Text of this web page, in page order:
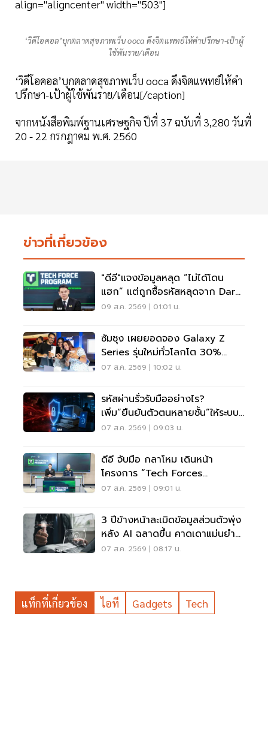
align="aligncenter" width="503"]
‘วิดีโอคอล’บุกตลาดสุขภาพเว็บ ooca ดึงจิตแพทย์ให้คำปรึกษา-เป้าผู้
ใช้พันราย/เดือน
‘วิดีโอคอล’บุกตลาดสุขภาพเว็บ ooca ดึงจิตแพทย์ให้คำ
ปรึกษา-เป้าผู้ใช้พันราย/เดือน[/caption]
จากหนังสือพิมพ์ฐานเศรษฐกิจ ปีที่ 37 ฉบับที่ 3,280 วันที่
20 - 22 กรกฎาคม พ.ศ. 2560
ข่าวที่เกี่ยวข้อง
"ดีอี"แจงข้อมูลหลุด “ไม่ได้โดน
แฮก” แต่ถูกซื้อรหัสหลุดจาก Dark
Web มาสวมสิทธิ์
09 ส.ค. 2569 | 01:01 น.
ซัมซุง เผยยอดจอง Galaxy Z
Series รุ่นใหม่ทั่วโลกโต 30%
เกาหลีใต้แตะ 1.44 ล้านเครื่อง
07 ส.ค. 2569 | 10:02 น.
รหัสผ่านรั่วรับมืออย่างไร?
เพิ่ม“ยืนยันตัวตนหลายชั้น”ให้ระบบ
เดิม ไม่ต้องรื้อใหม่
07 ส.ค. 2569 | 09:03 น.
ดีอี จับมือ กลาโหม เดินหน้า
โครงการ “Tech Forces
Program”
07 ส.ค. 2569 | 09:01 น.
3 ปีข้างหน้าละเมิดข้อมูลส่วนตัวพุ่ง
หลัง AI ฉลาดขึ้น คาดเดาแม่นยำ
กว่าเดิม
07 ส.ค. 2569 | 08:17 น.
แท็กที่เกี่ยวข้อง ไอที Gadgets Tech